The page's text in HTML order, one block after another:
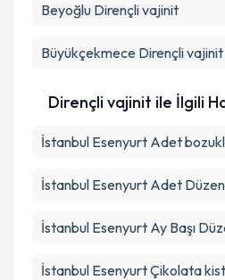
Beyoğlu Dirençli vajinit
Büyükçekmece Dirençli vajinit
Dirençli vajinit ile İlgili
İstanbul Esenyurt Adet
İstanbul Esenyurt Adet
İstanbul Esenyurt Ay Başı
İstanbul Esenyurt Çikolata